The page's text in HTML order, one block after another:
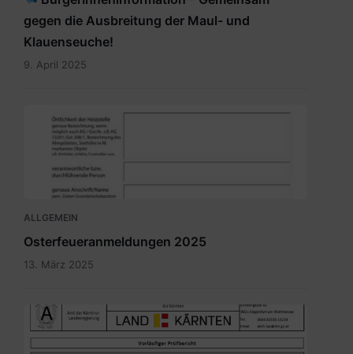
gegen die Ausbreitung der Maul- und
Klauenseuche!
9. April 2025
Meldung_Heizstelle_Brauchtumsfeuer.pdf
ALLGEMEIN
Osterfeueranmeldungen 2025
13. März 2025
Bild.png